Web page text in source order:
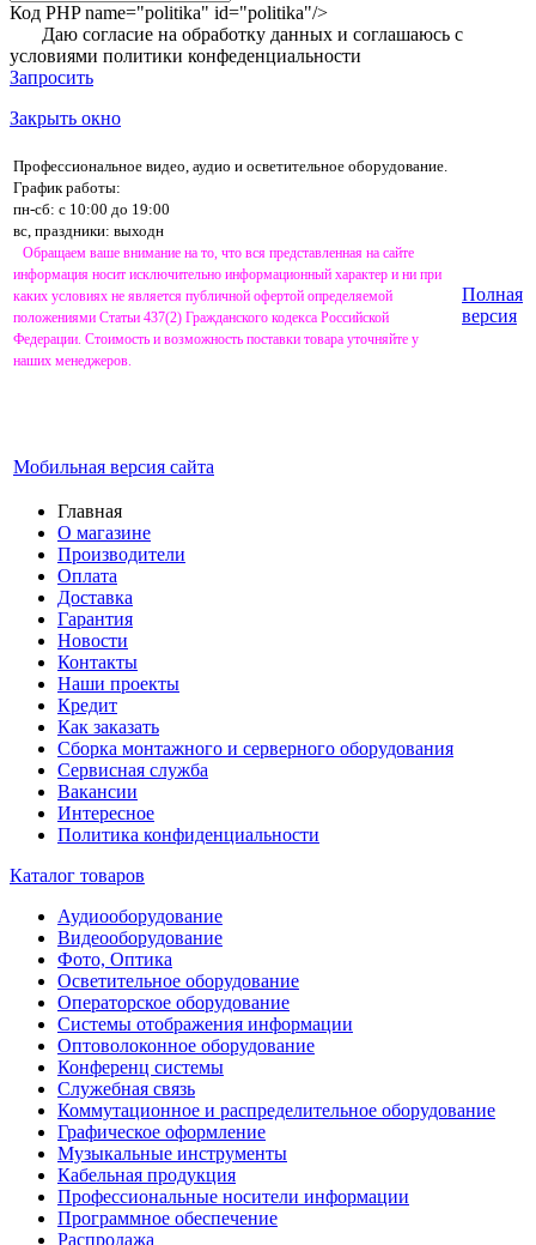
Код PHPname="politika" id="politika"/>
Даю согласие на обработку данных и соглашаюсь с
условиями политики конфеденциальности
Запросить
Закрыть окно
Профессиональное видео, аудио и осветительное оборудование.
График работы:
пн-сб: с 10:00 до 19:00
вс, праздники: выходн
Обращаем ваше внимание на то, что вся представленная на сайте
информация носит исключительно информационный характер и ни при
каких условиях не является публичной офертой определяемой
положениями Статьи 437(2) Гражданского кодекса Российской
Федерации. Стоимость и возможность поставки товара уточняйте у
наших менеджеров.
Мобильная версия сайта
Полная
версия
Главная
О магазине
Производители
Оплата
Доставка
Гарантия
Новости
Контакты
Наши проекты
Кредит
Как заказать
Сборка монтажного и серверного оборудования
Сервисная служба
Вакансии
Интересное
Политика конфиденциальности
Каталог товаров
Аудиооборудование
Видеооборудование
Фото, Оптика
Осветительное оборудование
Операторское оборудование
Системы отображения информации
Оптоволоконное оборудование
Конференц системы
Служебная связь
Коммутационное и распределительное оборудование
Графическое оформление
Музыкальные инструменты
Кабельная продукция
Профессиональные носители информации
Программное обеспечение
Распродажа